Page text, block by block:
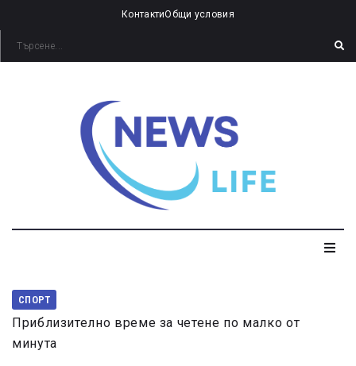
КонтактиОбщи условия
СПОРТ
Приблизително време за четене по малко от
минута